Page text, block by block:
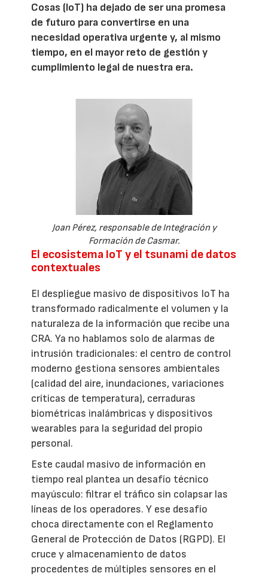
Cosas (IoT) ha dejado de ser una promesa
de futuro para convertirse en una
necesidad operativa urgente y, al mismo
tiempo, en el mayor reto de gestión y
cumplimiento legal de nuestra era.
Joan Pérez, responsable de Integración y
Formación de Casmar.
El ecosistema IoT y el tsunami de datos
contextuales
El despliegue masivo de dispositivos IoT ha
transformado radicalmente el volumen y la
naturaleza de la información que recibe una
CRA. Ya no hablamos solo de alarmas de
intrusión tradicionales: el centro de control
moderno gestiona sensores ambientales
(calidad del aire, inundaciones, variaciones
críticas de temperatura), cerraduras
biométricas inalámbricas y dispositivos
wearables para la seguridad del propio
personal.
Este caudal masivo de información en
tiempo real plantea un desafío técnico
mayúsculo: filtrar el tráfico sin colapsar las
líneas de los operadores. Y ese desafío
choca directamente con el Reglamento
General de Protección de Datos (RGPD). El
cruce y almacenamiento de datos
procedentes de múltiples sensores en el